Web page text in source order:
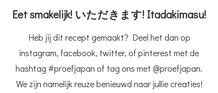
Eet smakelijk! いただきます! Itadakimasu!
Heb jij dit recept gemaakt? Deel het dan op
instagram, facebook, twitter, of pinterest met de
hashtag #proefjapan of tag ons met @proefjapan.
We zijn namelijk reuze benieuwd naar jullie creaties!